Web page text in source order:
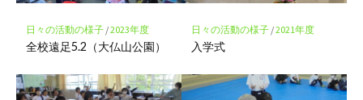
保
存
日々の活動の様子/2023年度
全校遠足5.2（大仏山公園）
日々の活動の様子/2021年度
入学式